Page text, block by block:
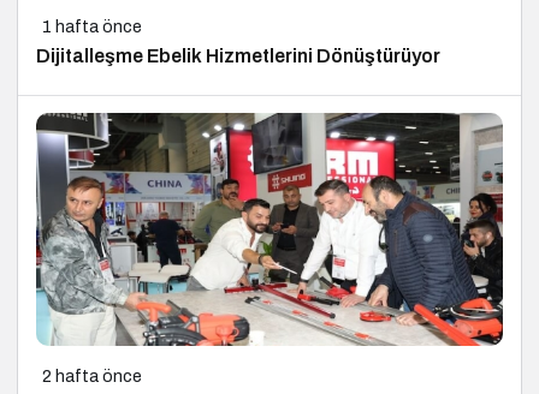
1 hafta önce
Dijitalleşme Ebelik Hizmetlerini Dönüştürüyor
2 hafta önce